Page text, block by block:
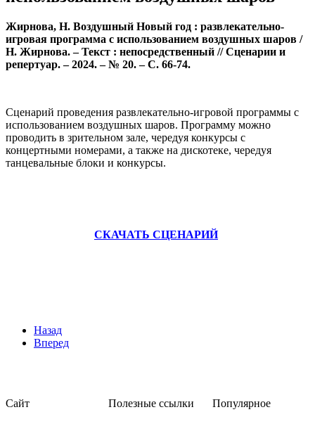
Жирнова, Н. Воздушный Новый год : развлекательно-
игровая программа с использованием воздушных шаров /
Н. Жирнова. – Текст : непосредственный // Сценарии и
репертуар. – 2024. – № 20. – С. 66-74.
Сценарий проведения развлекательно-игровой программы с
использованием воздушных шаров. Программу можно
проводить в зрительном зале, чередуя конкурсы с
концертными номерами, а также на дискотеке, чередуя
танцевальные блоки и конкурсы.
СКАЧАТЬ СЦЕНАРИЙ
Назад
Вперед
Сайт Полезные ссылки Популярное